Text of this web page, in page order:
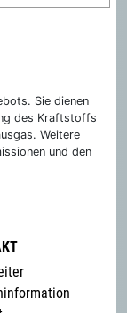
Sie dienen
des Kraftstoffs
Weitere
und den